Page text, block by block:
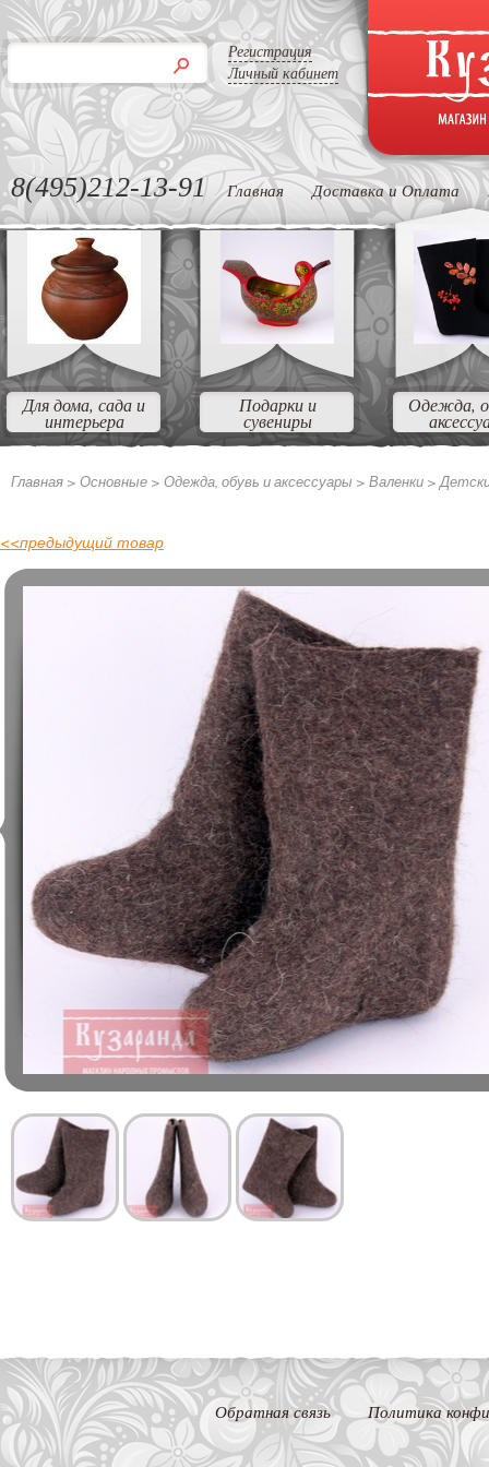
Регистрация
Личный кабинет
8(495)212-13-91 Главная Доставка и Оплата
Для дома, сада и
интерьера
Подарки и
сувениры
Одежда,
Главная > Основные > Одежда, обувь и аксессуары > Валенки >
<<предыдущий товар
Обратная связь Политика